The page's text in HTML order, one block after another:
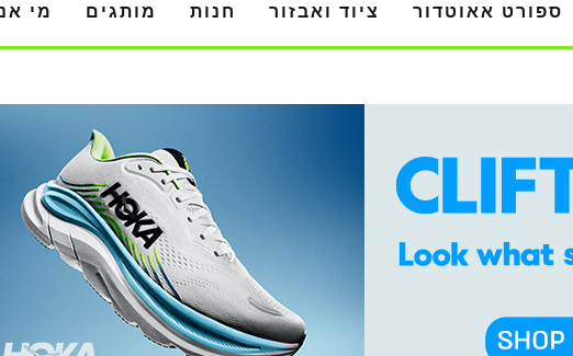
ספורט אאוטדור ציוד ואבזור חנות מותגים מי